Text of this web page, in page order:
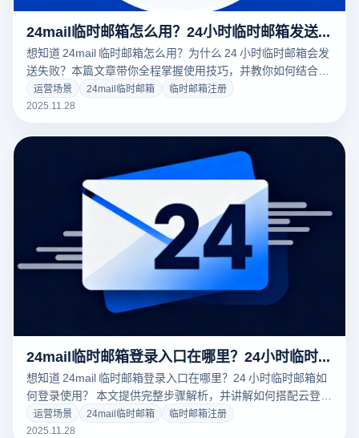
24mail临时邮箱怎么用？24小时临时邮箱发送失败是什么原因？
想知道 24mail 临时邮箱怎么用？为什么 24 小时临时邮箱会发
送失败？本篇文章带你全程掌握使用技巧，并教你如何结合云
登指纹浏览器提升验证码接收成功率，让临时邮箱更稳定。
运营场景 24mail临时邮箱
临时邮箱注册
2025.11.28
24mail临时邮箱登录入口在哪里？24小时临时邮箱怎么登录？
想知道 24mail 临时邮箱登录入口在哪里？24 小时临时邮箱如
何登录使用？ 本文提供完整步骤解析，并讲解如何搭配云登指
纹浏览器实现多邮箱环境隔离，让注册、收码更稳定安全！
运营场景 24mail临时邮箱
临时邮箱注册
2025.11.28